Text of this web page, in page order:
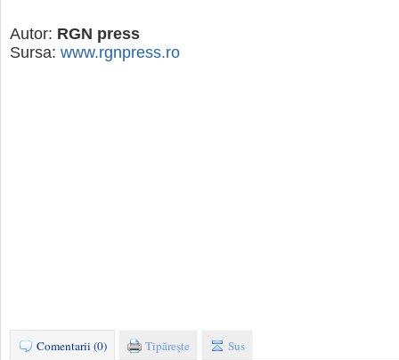
Autor: RGN press
Sursa: www.rgnpress.ro
Comentarii (0) Tipăreşte Sus